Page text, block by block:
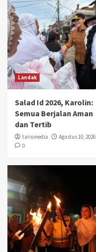
Landak
Salad Id 2026, Karolin:
Semua Berjalan Aman
dan Tertib
tariumedia
Agustus 10, 2026
0